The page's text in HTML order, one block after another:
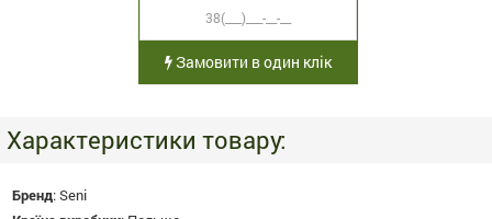
Замовити в один клік
Характеристики товару:
Бренд:Seni